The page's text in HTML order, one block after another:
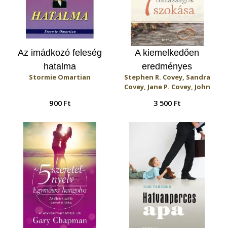
Az imádkozó feleség
hatalma
Stormie Omartian
900 Ft
A kiemelkedően
eredményes
házasságok 7 szokása
Stephen R. Covey, Sandra
Covey, Jane P. Covey, John
3 500 Ft